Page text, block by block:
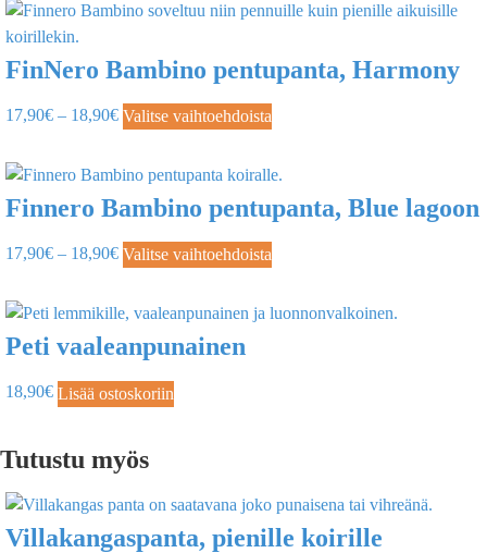
FinNero Bambino pentupanta, Harmony
17,90€ – 18,90€ Valitse vaihtoehdoista
Finnero Bambino pentupanta, Blue lagoon
17,90€ – 18,90€ Valitse vaihtoehdoista
Peti vaaleanpunainen
18,90€ Lisää ostoskoriin
Tutustu myös
Villakangaspanta, pienille koirille